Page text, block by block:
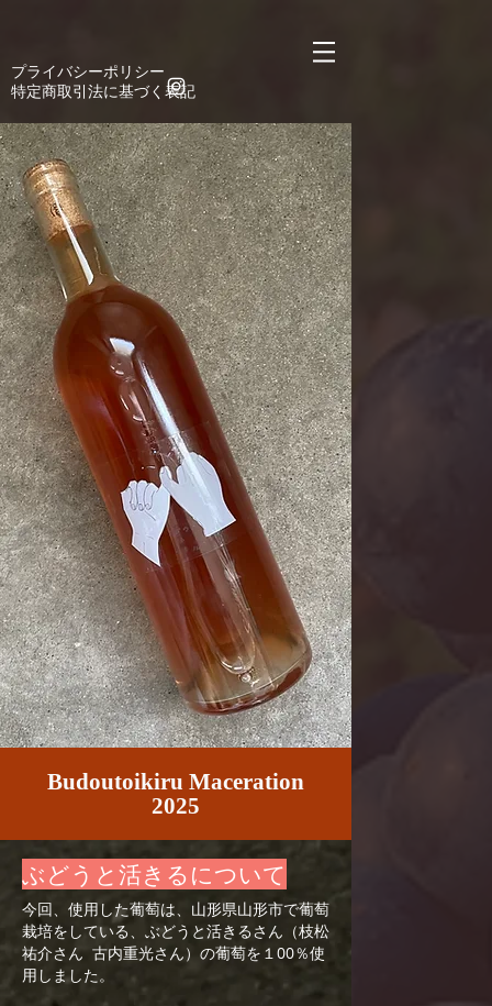
​特定商取引法に基づく表記
​プライバシーポリシー
Budoutoikiru Maceration
2025
​ぶどうと活きるについて
今回、使用した葡萄は、山形県山形市で葡萄
栽培をしている、ぶどうと活きるさん（枝松
祐介さん 古内重光さん）の葡萄を１00％使
用しました。